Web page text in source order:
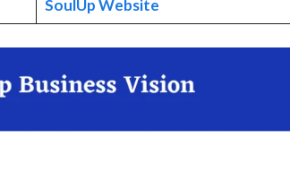
SoulUp Website